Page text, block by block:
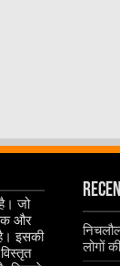
जो
और
इसकी
लोगों